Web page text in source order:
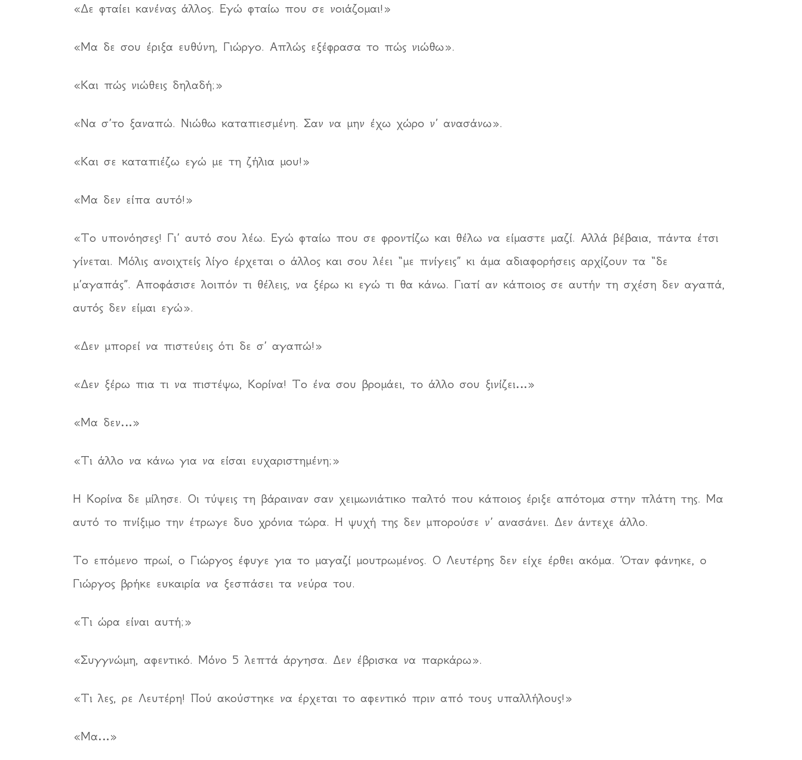
«Δε φταίει κανένας άλλος. Εγώ φταίω που σε νοιάζομαι!»
«Μα δε σου έριξα ευθύνη, Γιώργο. Απλώς εξέφρασα το πώς νιώθω».
«Και πώς νιώθεις δηλαδή;»
«Να σ’το ξαναπώ. Νιώθω καταπιεσμένη. Σαν να μην έχω χώρο ν’ ανασάνω».
«Και σε καταπιέζω εγώ με τη ζήλια μου!»
«Μα δεν είπα αυτό!»
«Το υπονόησες! Γι’ αυτό σου λέω. Εγώ φταίω που σε φροντίζω και θέλω να είμαστε μαζί. Αλλά βέβαια, πάντα έτσι
γίνεται. Μόλις ανοιχτείς λίγο έρχεται ο άλλος και σου λέει “με πνίγεις” κι άμα αδιαφορήσεις αρχίζουν τα “δε
μ’αγαπάς”. Αποφάσισε λοιπόν τι θέλεις, να ξέρω κι εγώ τι θα κάνω. Γιατί αν κάποιος σε αυτήν τη σχέση δεν αγαπά,
αυτός δεν είμαι εγώ».
«Δεν μπορεί να πιστεύεις ότι δε σ’ αγαπώ!»
«Δεν ξέρω πια τι να πιστέψω, Κορίνα! Το ένα σου βρομάει, το άλλο σου ξινίζει…»
«Μα δεν…»
«Τι άλλο να κάνω για να είσαι ευχαριστημένη;»
Η Κορίνα δε μίλησε. Οι τύψεις τη βάραιναν σαν χειμωνιάτικο παλτό που κάποιος έριξε απότομα στην πλάτη της. Μα
αυτό το πνίξιμο την έτρωγε δυο χρόνια τώρα. Η ψυχή της δεν μπορούσε ν’ ανασάνει. Δεν άντεχε άλλο.
Το επόμενο πρωί, ο Γιώργος έφυγε για το μαγαζί μουτρωμένος. Ο Λευτέρης δεν είχε έρθει ακόμα. Όταν φάνηκε, ο
Γιώργος βρήκε ευκαιρία να ξεσπάσει τα νεύρα του.
«Τι ώρα είναι αυτή;»
«Συγγνώμη, αφεντικό. Μόνο 5 λεπτά άργησα. Δεν έβρισκα να παρκάρω».
«Τι λες, ρε Λευτέρη! Πού ακούστηκε να έρχεται το αφεντικό πριν από τους υπαλλήλους!»
«Μα…»